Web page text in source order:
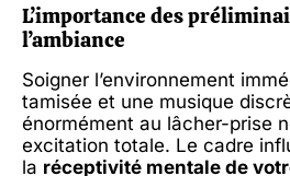
L’importance des
l’ambiance
Soigner l’environnement
tamisée et une musique
énormément au lâcher-prise
excitation totale. Le cadre
la réceptivité mentale de